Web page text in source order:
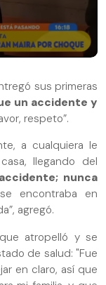
sus primeras
un accidente y
respeto”.
a cualquiera le
llegando del
nunca
encontraba en
agregó.
atropelló y se
de salud: "Fue
en claro, así que